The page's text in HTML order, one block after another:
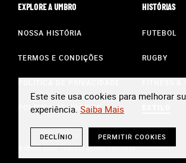
EXPLORE A UMBRO
NOSSA HISTÓRIA
TERMOS E CONDIÇÕES
POLÍTICA DE COOKIES
HISTÓRIAS
FUTEBOL
RUGBY
FITNESS
© Umbro 2023. Todos os direitos reservados.
Este site usa cookies para melhorar
experiência. Saiba Mais
DECLÍNIO PERMITIR COOKIES